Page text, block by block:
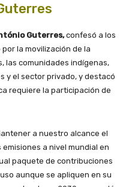
Guterres,confesó a los
la movilización de la
las comunidades indígenas,
y el sector privado, y destacó
requiere la participación de
a nuestro alcance el
a nivel mundial en
paquete de contribuciones
aunque se apliquen en su